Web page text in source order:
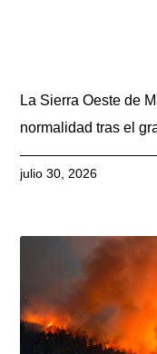
La Sierra Oeste de
normalidad tras el
julio 30, 2026